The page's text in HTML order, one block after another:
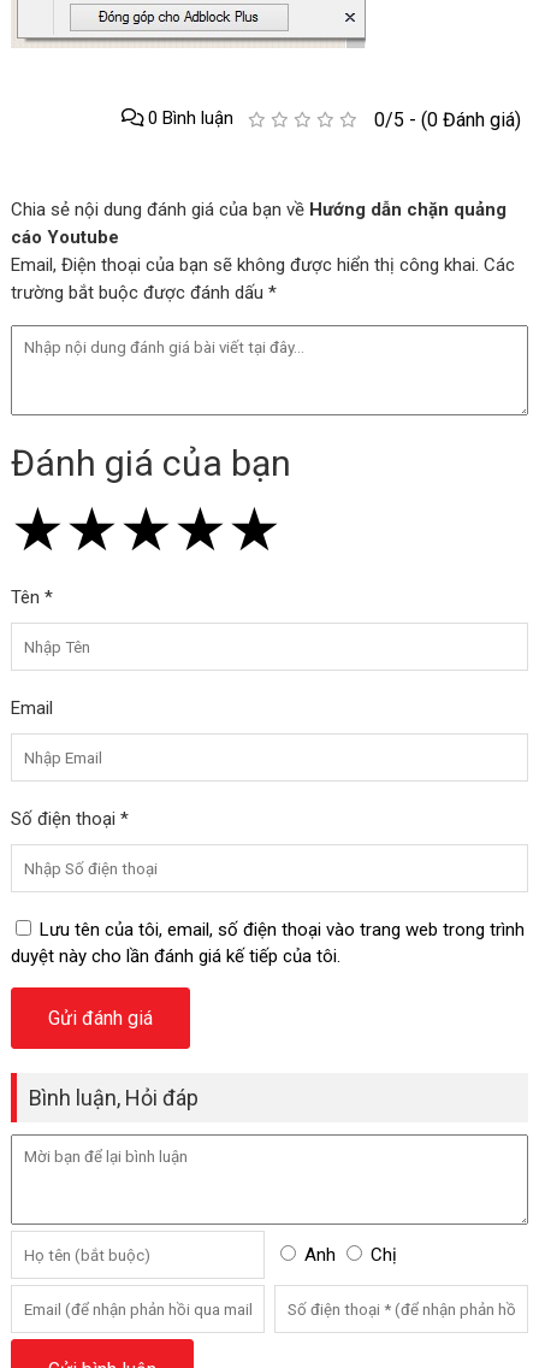
0/5 - (0 Đánh giá)
0 Bình luận
Chia sẻ nội dung đánh giá của bạn về Hướng dẫn chặn quảng
cáo Youtube
Email, Điện thoại của bạn sẽ không được hiển thị công khai. Các
trường bắt buộc được đánh dấu *
Đánh giá của bạn
★
★★
★★★
★★★★
★★★★★
Tên *
Email
Số điện thoại *
Lưu tên của tôi, email, số điện thoại vào trang web trong trình
duyệt này cho lần đánh giá kế tiếp của tôi.
Bình luận, Hỏi đáp
Anh Chị